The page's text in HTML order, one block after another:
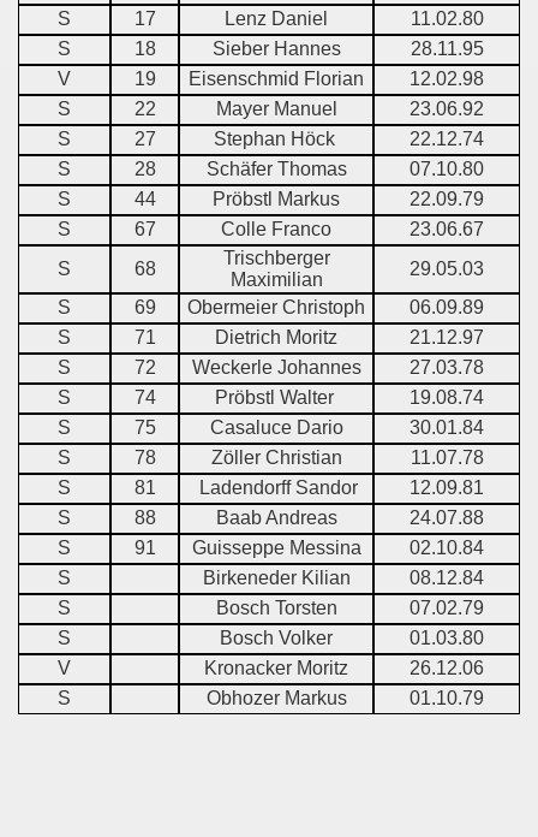
S
17 Lenz Daniel
11.02.80
S
18 Sieber Hannes
28.11.95
V
19 Eisenschmid Florian
12.02.98
S
22 Mayer Manuel
23.06.92
S
27 Stephan Höck
22.12.74
S
28 Schäfer Thomas
07.10.80
S
44 Pröbstl Markus
22.09.79
S
67 Colle Franco
23.06.67
S
68
Trischberger
Maximilian
29.05.03
S
69 Obermeier Christoph
06.09.89
S
71 Dietrich Moritz
21.12.97
S
72 Weckerle Johannes
27.03.78
S
74 Pröbstl Walter
19.08.74
S
75 Casaluce Dario
30.01.84
S
78 Zöller Christian
11.07.78
S
81 Ladendorff Sandor
12.09.81
S
88 Baab Andreas
24.07.88
S
91 Guisseppe Messina
02.10.84
S
Birkeneder Kilian
08.12.84
S
Bosch Torsten
07.02.79
S
Bosch Volker
01.03.80
V
Kronacker Moritz
26.12.06
S
Obhozer Markus 01.10.79